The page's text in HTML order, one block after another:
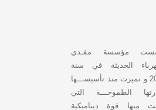
مؤسسة مفـدي
الحديثة في سنة
2004 و تميزت منذ تأسيســـها
الطموحـــة التي
منها قوة ديناميكية